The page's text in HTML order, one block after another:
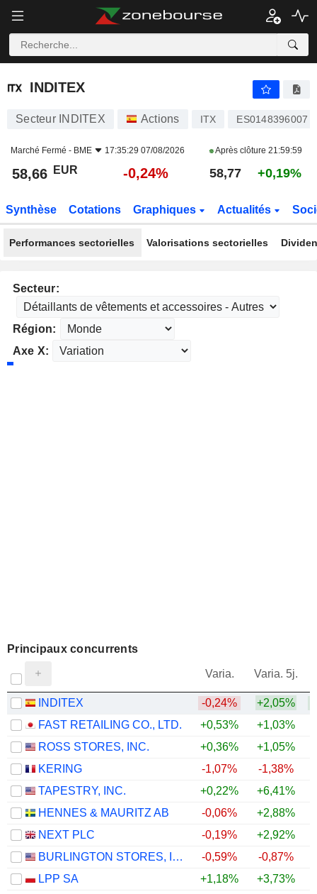
INDITEX
INDITEX
Secteur INDITEX Actions ITX ES0148396007
Marché Fermé - BME 17:35:29 07/08/2026 Après clôture 21:59:59
58,66 EUR -0,24% 58,77 +0,19%
Synthèse Cotations Graphiques Actualités
Performances sectorielles Valorisations sectorielles
Secteur:
Région:
Axe X:
Principaux concurrents
Varia. Varia. 5j.
INDITEX
-0,24% +2,05%
FAST RETAILING CO., LTD.
+0,53% +1,03%
ROSS STORES, INC.
+0,36% +1,05%
KERING
-1,07% -1,38%
TAPESTRY, INC.
+0,22% +6,41%
HENNES & MAURITZ AB
-0,06% +2,88%
NEXT PLC
-0,19% +2,92%
BURLINGTON STORES, INC.
-0,59% -0,87%
LPP SA
+1,18% +3,73%